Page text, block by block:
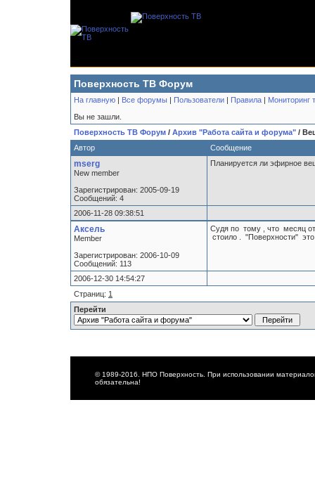
Поверхность ТВ Форум
На главную | Все форумы | Пользователи | Правила | Мониторинг
Вы не зашли.
Поверхность ТВ Форум / Архив "Работа сайта и форума" /
Автор
Сообщение
mserg
New member
Зарегистрирован: 2005-09-19
Сообщений: 4
Планируется ли эфирное
2006-11-28 09:38:51
Аксель
Member
Зарегистрирован: 2006-10-09
Сообщений: 113
Судя по тому , что месяц
стоило . "Поверхности"
2006-12-30 14:54:27
Страниц: 1
Перейти
© 1989-2016. НПО Поверхность. При использовании
обязательна!